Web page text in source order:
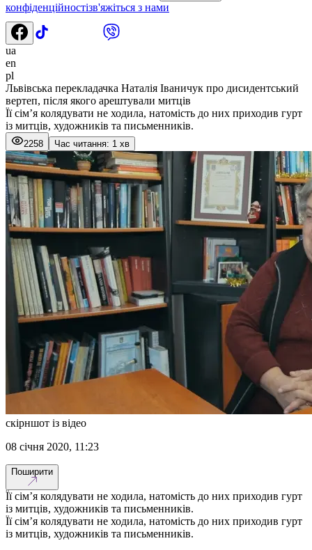
конфіденційностізв'яжіться з нами
ua
en
pl
Львівська перекладачка Наталія Іваничук про дисидентський
вертеп, після якого арештували митців
Її сім’я колядувати не ходила, натомість до них приходив гурт
із митців, художників та письменників.
2258 Час читання: 1 хв
скірншот із відео
08 січня 2020, 11:23
Поширити
Її сім’я колядувати не ходила, натомість до них приходив гурт
із митців, художників та письменників.
Її сім’я колядувати не ходила, натомість до них приходив гурт
із митців, художників та письменників.